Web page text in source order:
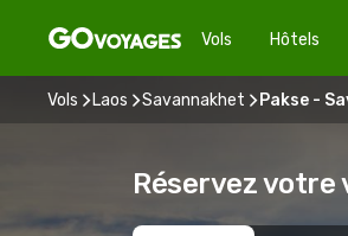
Vols Hôtels
Vols Laos Savannakhet Pakse -
Réservez votre